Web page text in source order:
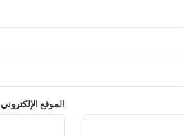
الموقع الإلكتروني